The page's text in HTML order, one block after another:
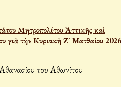
Μητροπολίτου Ἀττικῆς καὶ
γιὰ τὴν Κυριακὴ Ζ΄ Ματθαίου 2026